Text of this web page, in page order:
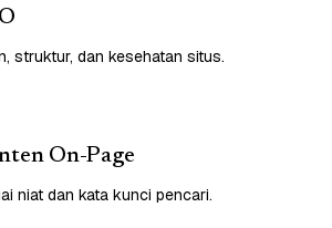
struktur, dan kesehatan situs.
On-Page
niat dan kata kunci pencari.